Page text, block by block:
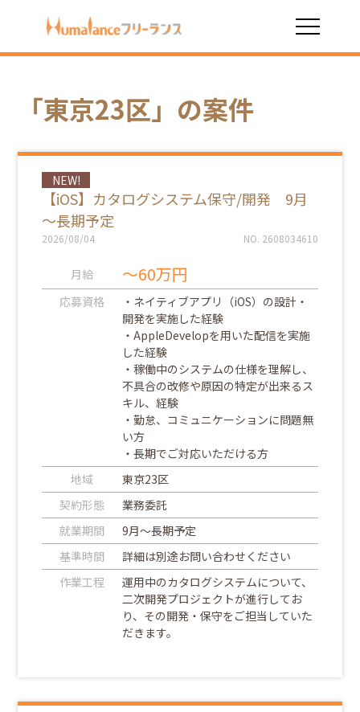
HOME 絞り込み検索結果
「東京23区」の案件
NEW!
【iOS】カタログシステム保守/開発 9月
～長期予定
2026/08/04 NO. 2608034610
月給 ～60万円
応募資格
・ネイティブアプリ（iOS）の設計・
開発を実施した経験
・AppleDevelopを用いた配信を実施
した経験
・稼働中のシステムの仕様を理解し、
不具合の改修や原因の特定が出来るス
キル、経験
・勤怠、コミュニケーションに問題無
い方
・長期でご対応いただける方
地域
東京23区
契約形態
業務委託
就業期間
9月～長期予定
基準時間
詳細は別途お問い合わせください
作業工程
運用中のカタログシステムについて、
二次開発プロジェクトが進行してお
り、その開発・保守をご担当していた
だきます。